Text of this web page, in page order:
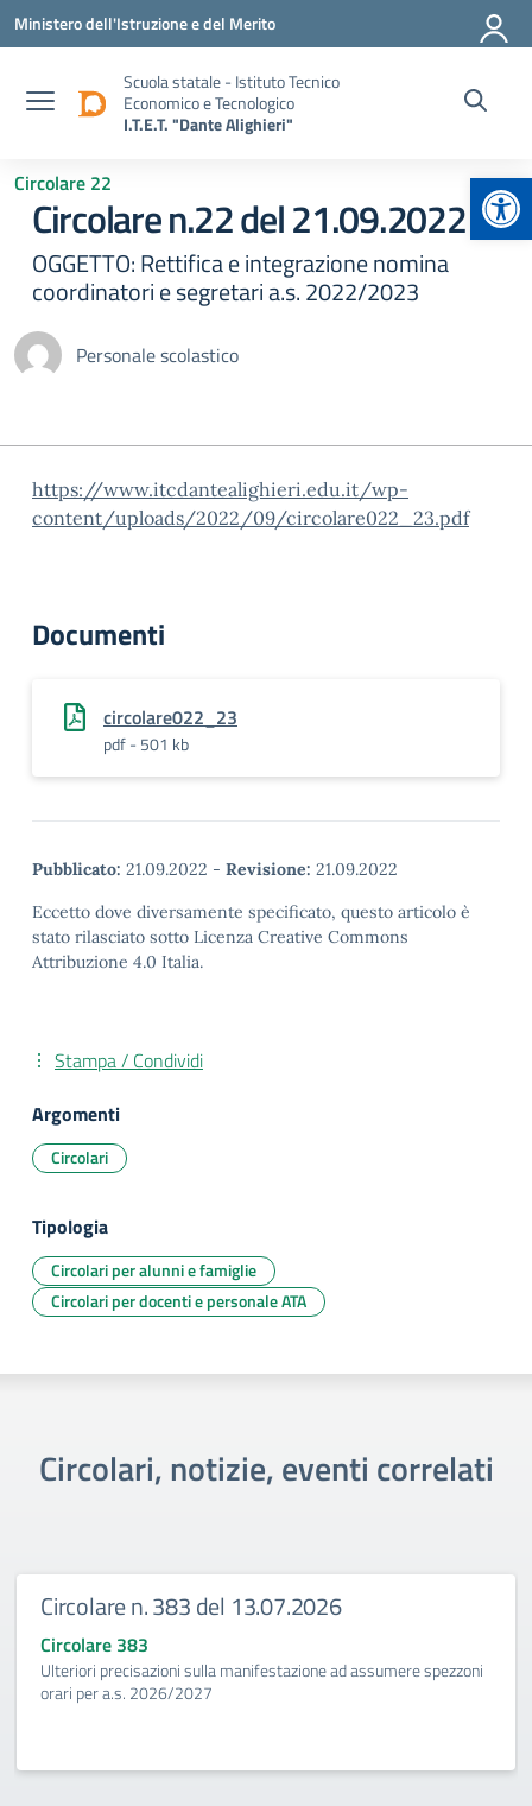
Vai ai contenuti
Vai al menu di navigazione
Vai al footer
Ministero dell'Istruzione e del Merito
Scuola statale - Istituto Tecnico
Economico e Tecnologico
I.T.E.T. "Dante Alighieri"
Circolare 22
Circolare n.22 del 21.09.2022
OGGETTO: Rettifica e integrazione nomina
coordinatori e segretari a.s. 2022/2023
Personale scolastico
https://www.itcdantealighieri.edu.it/wp-
content/uploads/2022/09/circolare022_23.pdf
Documenti
circolare022_23
pdf - 501 kb
Pubblicato: 21.09.2022 - Revisione: 21.09.2022
Eccetto dove diversamente specificato, questo articolo è
stato rilasciato sotto Licenza Creative Commons
Attribuzione 4.0 Italia.
Stampa / Condividi
Argomenti
Circolari
Tipologia
Circolari per alunni e famiglie
Circolari per docenti e personale ATA
Circolari, notizie, eventi correlati
Circolare n. 383 del 13.07.2026
Circolare 383
Ulteriori precisazioni sulla manifestazione ad assumere spezzoni
orari per a.s. 2026/2027